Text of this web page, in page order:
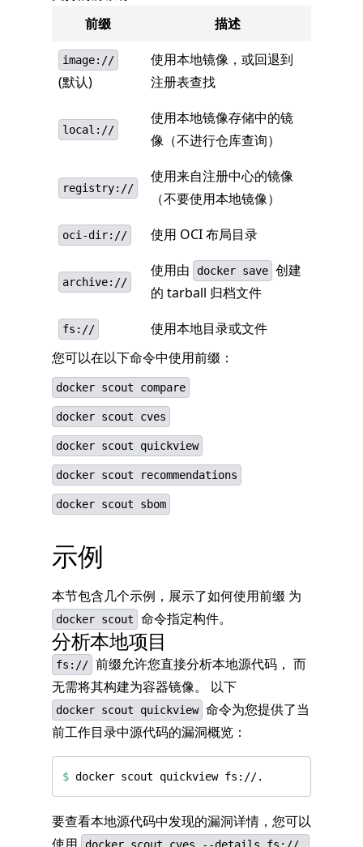
前缀
描述
image://
(默认)
使用本地镜像，或回退到
注册表查找
local://
使用本地镜像存储中的镜
像（不进行仓库查询）
registry://
使用来自注册中心的镜像
（不要使用本地镜像）
oci-dir:// 使用 OCI 布局目录
archive://
使用由 docker save 创建
的 tarball 归档文件
fs://
使用本地目录或文件
您可以在以下命令中使用前缀：
docker scout compare
docker scout cves
docker scout quickview
docker scout recommendations
docker scout sbom
示例
本节包含几个示例，展示了如何使用前缀 为
docker scout 命令指定构件。
分析本地项目
fs:// 前缀允许您直接分析本地源代码， 而
无需将其构建为容器镜像。 以下
docker scout quickview 命令为您提供了当
前工作目录中源代码的漏洞概览：
$
要查看本地源代码中发现的漏洞详情，您可以